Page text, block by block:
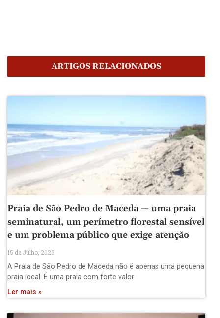
ARTIGOS RELACIONADOS
Praia de São Pedro de Maceda — uma praia
seminatural, um perímetro florestal sensível
e um problema público que exige atenção
15 de Julho, 2026
A Praia de São Pedro de Maceda não é apenas uma pequena
praia local. É uma praia com forte valor
Ler mais »